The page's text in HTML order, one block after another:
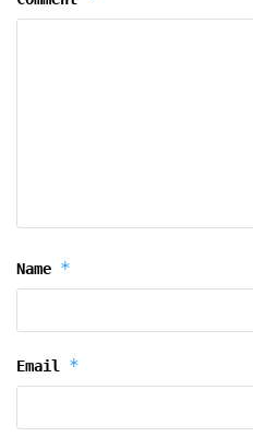
Name *
Email *